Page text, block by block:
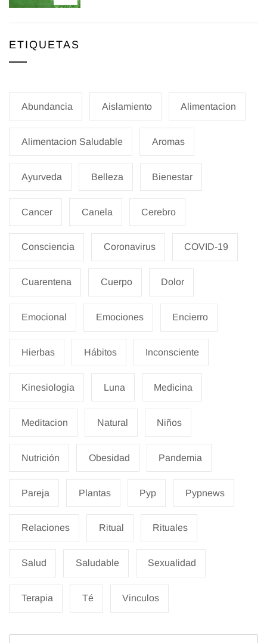
ETIQUETAS
Abundancia Aislamiento Alimentacion
Alimentacion Saludable Aromas
Ayurveda Belleza Bienestar
Cancer Canela Cerebro
Consciencia Coronavirus COVID-19
Cuarentena Cuerpo Dolor
Emocional Emociones Encierro
Hierbas Hábitos Inconsciente
Kinesiologia Luna Medicina
Meditacion Natural Niños
Nutrición Obesidad Pandemia
Pareja Plantas Pyp Pypnews
Relaciones Ritual Rituales
Salud Saludable Sexualidad
Terapia Té Vinculos